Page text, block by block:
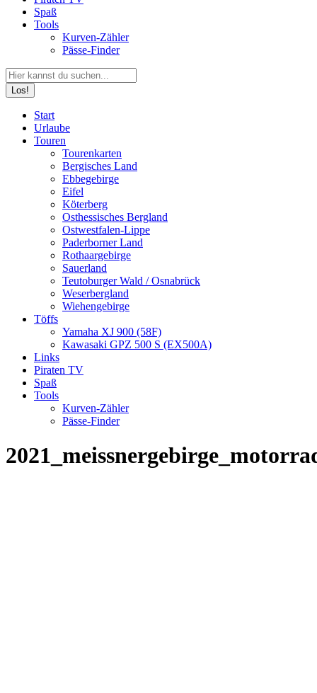
Spaß
Tools
Kurven-Zähler
Pässe-Finder
Search:
page
opens
page
opens
page
opens
Start
Urlaube
Touren
Tourenkarten
Bergisches Land
Ebbegebirge
Eifel
Köterberg
Osthessisches Bergland
Ostwestfalen-Lippe
Paderborner Land
Rothaargebirge
Sauerland
Teutoburger Wald / Osnabrück
Weserbergland
Wiehengebirge
Töffs
Yamaha XJ 900 (58F)
Kawasaki GPZ 500 S (EX500A)
Links
Piraten TV
Spaß
Tools
Kurven-Zähler
Pässe-Finder